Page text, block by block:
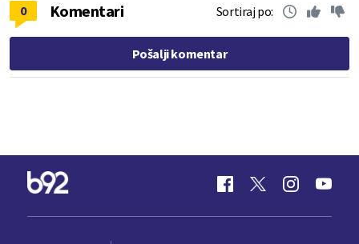
0 Komentari Sortiraj po:
Pošalji komentar